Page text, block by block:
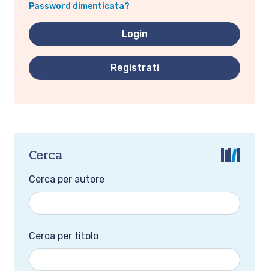
Password dimenticata?
Registrati
Cerca
Cerca per autore
Cerca per titolo